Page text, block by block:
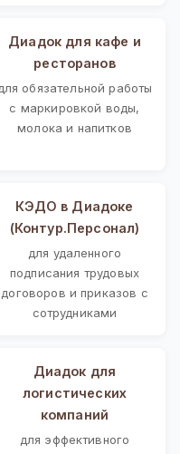
Диадок для кафе и
ресторанов
обязательной работы
с маркировкой воды,
молока и напитков
КЭДО в Диадоке
(Контур.Персонал)
для удаленного
подписания трудовых
договоров и приказов с
сотрудниками
Диадок для
логистических
компаний
для эффективного